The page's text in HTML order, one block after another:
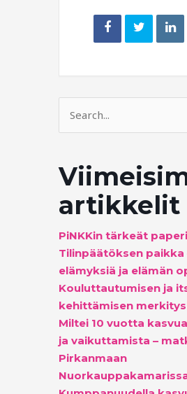
Search
for:
artikkelit
PiNKKin tärkeät
Tilinpäätöksen paikka
elämyksiä ja elämän
Kouluttautumisen ja
kehittämisen merkitys
Miltei 10 vuotta
ja vaikuttamista –
Pirkanmaan